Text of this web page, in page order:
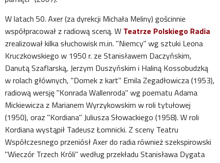
W latach 50. Axer (za dyrekcji Michała Meliny) gościnnie
współpracował z radiową sceną. W Teatrze Polskiego Radia
zrealizował kilka słuchowisk m.in. "Niemcy" wg sztuki Leona
Kruczkowskiego w 1950 r. ze Stanisławem Daczyńskim,
Danutą Szaflarską, Jerzym Duszyńskim i Haliną Kossobudzką
w rolach głównych, "Domek z kart" Emila Zegadłowicza (1953),
radiową wersję "Konrada Wallenroda" wg poematu Adama
Mickiewicza z Marianem Wyrzykowskim w roli tytułowej
(1950), oraz "Kordiana" Juliusza Słowackiego (1958). W roli
Kordiana wystąpił Tadeusz Łomnicki. Z sceny Teatru
Współczesnego przeniósł Axer do radia również szekspirowski
"Wieczór Trzech Króli" według przekładu Stanisława Dygata